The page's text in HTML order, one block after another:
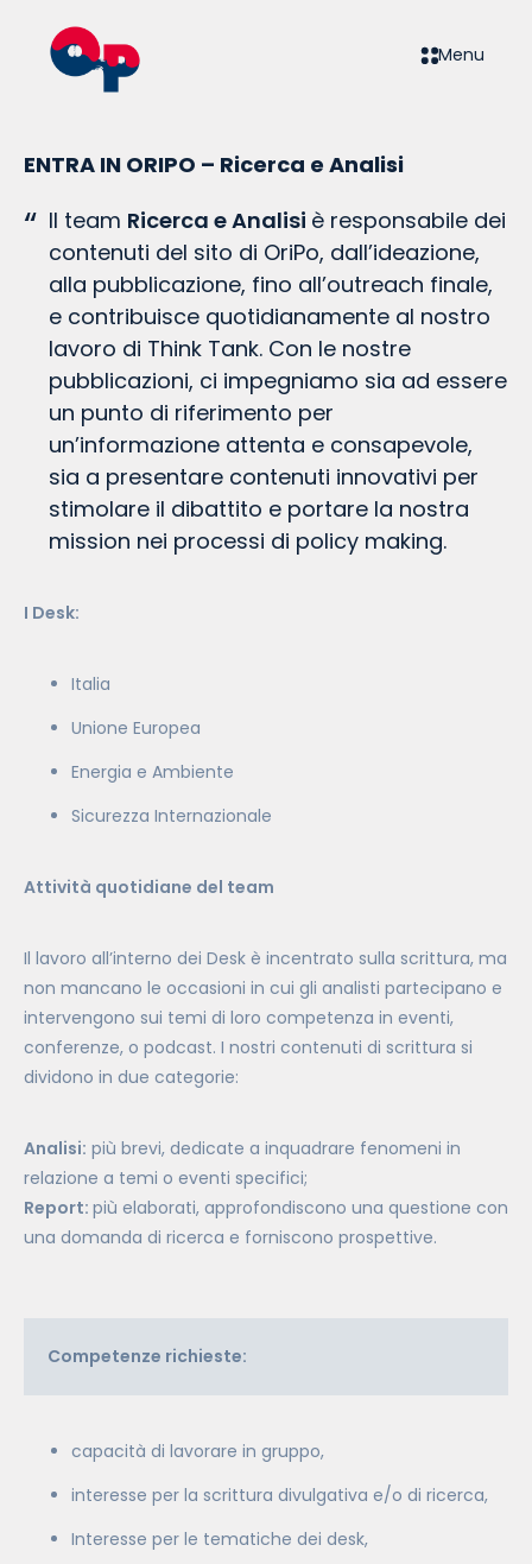
Menu
ENTRA IN ORIPO – Ricerca e Analisi
Il team Ricerca e Analisi è responsabile dei
contenuti del sito di OriPo, dall’ideazione,
alla pubblicazione, fino all’outreach finale,
e contribuisce quotidianamente al nostro
lavoro di Think Tank. Con le nostre
pubblicazioni, ci impegniamo sia ad essere
un punto di riferimento per
un’informazione attenta e consapevole,
sia a presentare contenuti innovativi per
stimolare il dibattito e portare la nostra
mission nei processi di policy making.
I Desk:
Italia
Unione Europea
Energia e Ambiente
Sicurezza Internazionale
Attività quotidiane del team
Il lavoro all’interno dei Desk è incentrato sulla scrittura, ma
non mancano le occasioni in cui gli analisti partecipano e
intervengono sui temi di loro competenza in eventi,
conferenze, o podcast. I nostri contenuti di scrittura si
dividono in due categorie:
Analisi: più brevi, dedicate a inquadrare fenomeni in
relazione a temi o eventi specifici;
Report: più elaborati, approfondiscono una questione con
una domanda di ricerca e forniscono prospettive.
Competenze richieste:
capacità di lavorare in gruppo,
interesse per la scrittura divulgativa e/o di ricerca,
Interesse per le tematiche dei desk,